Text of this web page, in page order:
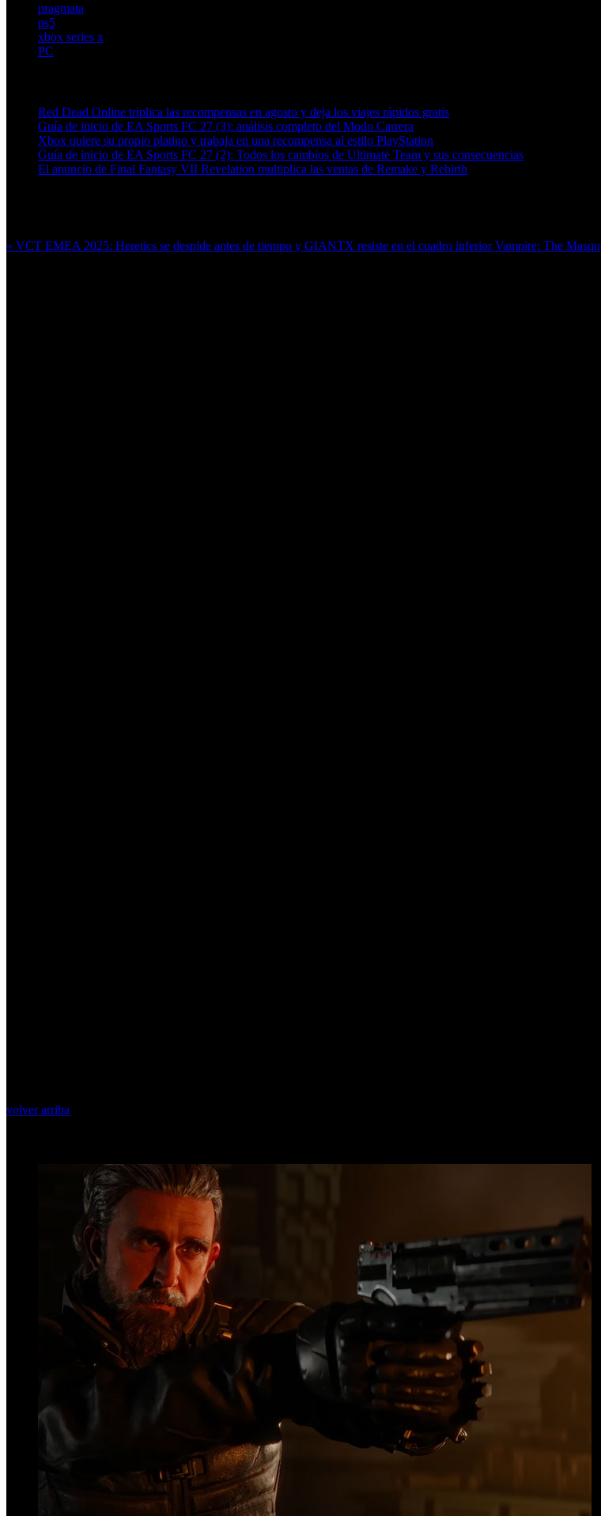
pragmata
ps5
xbox series x
PC
Red Dead Online triplica las recompensas en agosto y deja los viajes rápidos gratis
Guía de inicio de EA Sports FC 27 (3): análisis completo del Modo Carrera
Xbox quiere su propio platino y trabaja en una recompensa al estilo PlayStation
Guía de inicio de EA Sports FC 27 (2): Todos los cambios de Ultimate Team y sus consecuencias
El anuncio de Final Fantasy VII Revelation multiplica las ventas de Remake y Rebirth
« VCT EMEA 2025: Heretics se despide antes de tiempo y GIANTX resiste en el cuadro inferiorVampire: The
volver arriba